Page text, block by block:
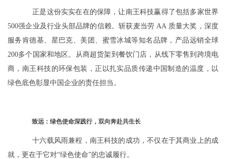
正是这份实实在在的保障，让南王科技赢得了包括多家世界
500强企业及行业头部品牌的信赖。斩获麦当劳 AA 质量大奖，深度
服务肯德基、星巴克、美团、蜜雪冰城等知名品牌，产品远销全球
200多个国家和地区。从商超货架到餐饮门店，从线下零售到跨境电
商，南王科技的环保包装，正以扎实品质传递中国制造的温度，以
绿色底色彰显中国企业的责任担当。
致远：绿色使命深践行，双向奔赴共生长
十六载风雨兼程，南王科技的成功，不仅在于其商业上的成
就，更在于它对“绿色使命”的忠诚履行。